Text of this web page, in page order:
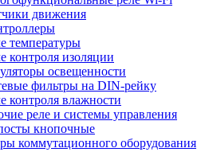
движения
температуры
контроля изоляции
освещенности
фильтры на DIN-рейку
контроля влажности
реле и системы управления
кнопочные
коммутационного оборудования